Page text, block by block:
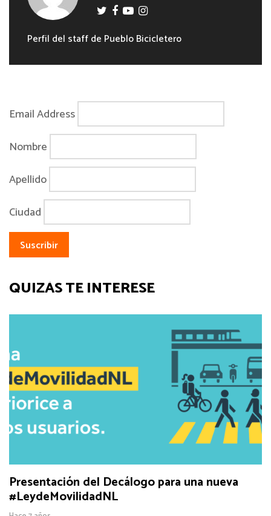
Perfil del staff de Pueblo Bicicletero
Email Address
Nombre
Apellido
Ciudad
QUIZÁS TE INTERESE
Presentación del Decálogo para una nueva
#LeydeMovilidadNL